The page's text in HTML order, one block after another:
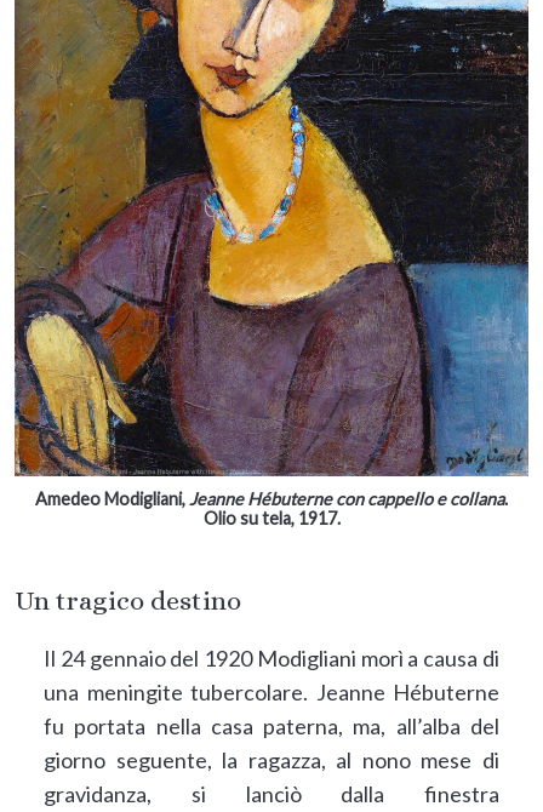
Amedeo Modigliani,Jeanne Hébuterne con cappello e collana.
Olio su tela, 1917.
Un tragico destino
Il 24 gennaio del 1920 Modigliani morì a causa di
una meningite tubercolare. Jeanne Hébuterne
fu portata nella casa paterna, ma, all’alba del
giorno seguente, la ragazza, al nono mese di
gravidanza, si lanciò dalla finestra